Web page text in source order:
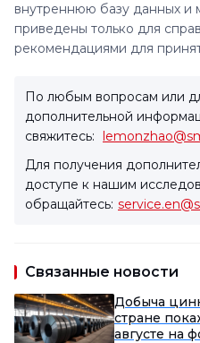
внутреннюю базу данных и
приведены только для
рекомендациями для
По любым вопросам или
дополнительной
свяжитесь:
Для получения
доступе к нашим
обращайтесь:
Связанные новости
Добыча
стране
августе на